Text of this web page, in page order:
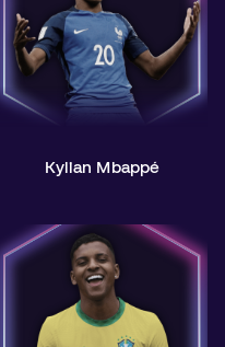
Kylian Mbappé